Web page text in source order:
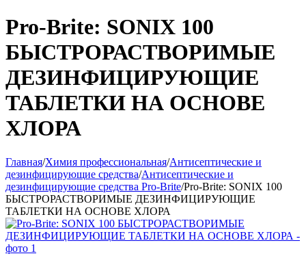
Pro-Brite: SONIX 100
БЫСТРОРАСТВОРИМЫЕ
ДЕЗИНФИЦИРУЮЩИЕ
ТАБЛЕТКИ НА ОСНОВЕ
ХЛОРА
Главная/Химия профессиональная/Антисептические и
дезинфицирующие средства/Антисептические и
дезинфицирующие средства Pro-Brite/Pro-Brite: SONIX 100
БЫСТРОРАСТВОРИМЫЕ ДЕЗИНФИЦИРУЮЩИЕ
ТАБЛЕТКИ НА ОСНОВЕ ХЛОРА